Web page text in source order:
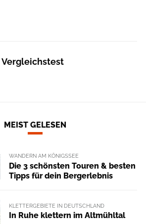
Vergleichstest
MEIST GELESEN
WANDERN AM KÖNIGSSEE
Die 3 schönsten Touren & besten
Tipps für dein Bergerlebnis
KLETTERGEBIETE IN DEUTSCHLAND
In Ruhe klettern im Altmühltal